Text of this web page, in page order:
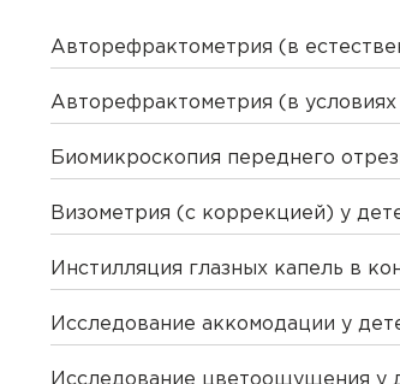
Авторефрактометрия (в
Авторефрактометрия (в
Биомикроскопия переднего
Визометрия (с коррекцией) у
Инстилляция глазных капель в
Исследование аккомодации у
Исследование цветоощущения у